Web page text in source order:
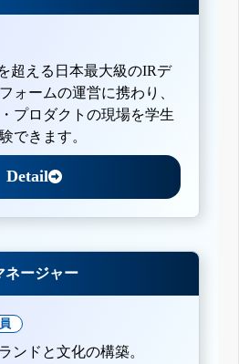
超える日本最大級のIRデ
ォームの運営に携わり、
プロダクトの現場を学生
できます。
Detail
ネージャー
ンドと文化の構築。